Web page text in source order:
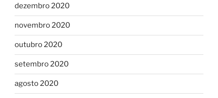
dezembro 2020
novembro 2020
outubro 2020
setembro 2020
agosto 2020